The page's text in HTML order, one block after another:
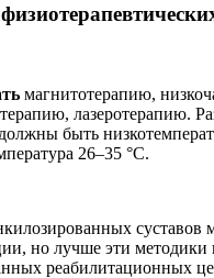
магнитотерапию,
лазеротерапию.
быть
26–35 °С.
суставов
но лучше эти методики
реабилитационных